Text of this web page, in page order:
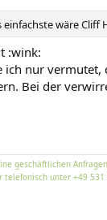
einfachste wäre Cliff
:wink:
ich nur
Bei der
geschäftlichen
unter +49 531